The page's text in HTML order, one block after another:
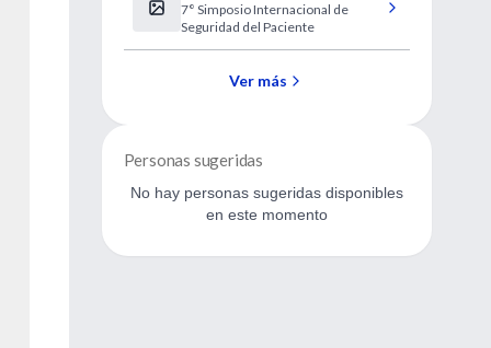
Seguridad del Paciente
7° Simposio Internacional de
Seguridad del Paciente
Ver más
Personas sugeridas
No hay personas sugeridas disponibles
en este momento